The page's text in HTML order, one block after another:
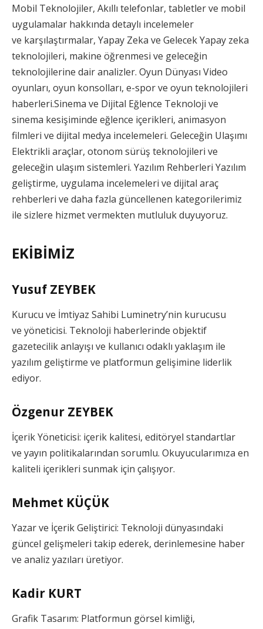
Mobil Teknolojiler, Akıllı telefonlar, tabletler ve mobil
uygulamalar hakkında detaylı incelemeler
ve karşılaştırmalar, Yapay Zeka ve Gelecek Yapay zeka
teknolojileri, makine öğrenmesi ve geleceğin
teknolojilerine dair analizler. Oyun Dünyası Video
oyunları, oyun konsolları, e-spor ve oyun teknolojileri
haberleri.Sinema ve Dijital Eğlence Teknoloji ve
sinema kesişiminde eğlence içerikleri, animasyon
filmleri ve dijital medya incelemeleri. Geleceğin Ulaşımı
Elektrikli araçlar, otonom sürüş teknolojileri ve
geleceğin ulaşım sistemleri. Yazılım Rehberleri Yazılım
geliştirme, uygulama incelemeleri ve dijital araç
rehberleri ve daha fazla güncellenen kategorilerimiz
ile sizlere hizmet vermekten mutluluk duyuyoruz.
EKİBİMİZ
Yusuf ZEYBEK
Kurucu ve İmtiyaz Sahibi Luminetry’nin kurucusu
ve yöneticisi. Teknoloji haberlerinde objektif
gazetecilik anlayışı ve kullanıcı odaklı yaklaşım ile
yazılım geliştirme ve platformun gelişimine liderlik
ediyor.
Özgenur ZEYBEK
İçerik Yöneticisi: içerik kalitesi, editöryel standartlar
ve yayın politikalarından sorumlu. Okuyucularımıza en
kaliteli içerikleri sunmak için çalışıyor.
Mehmet KÜÇÜK
Yazar ve İçerik Geliştirici: Teknoloji dünyasındaki
güncel gelişmeleri takip ederek, derinlemesine haber
ve analiz yazıları üretiyor.
Kadir KURT
Grafik Tasarım: Platformun görsel kimliği,